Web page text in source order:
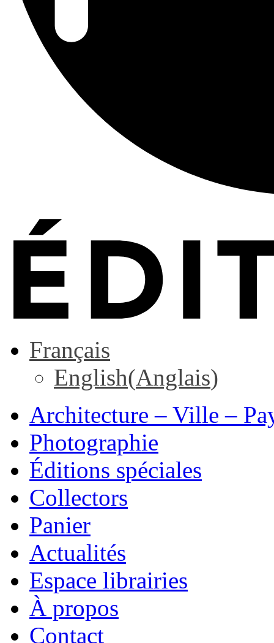
Français
English(Anglais)
Architecture – Ville –
Photographie
Éditions spéciales
Collectors
Panier
Actualités
Espace librairies
À propos
Contact